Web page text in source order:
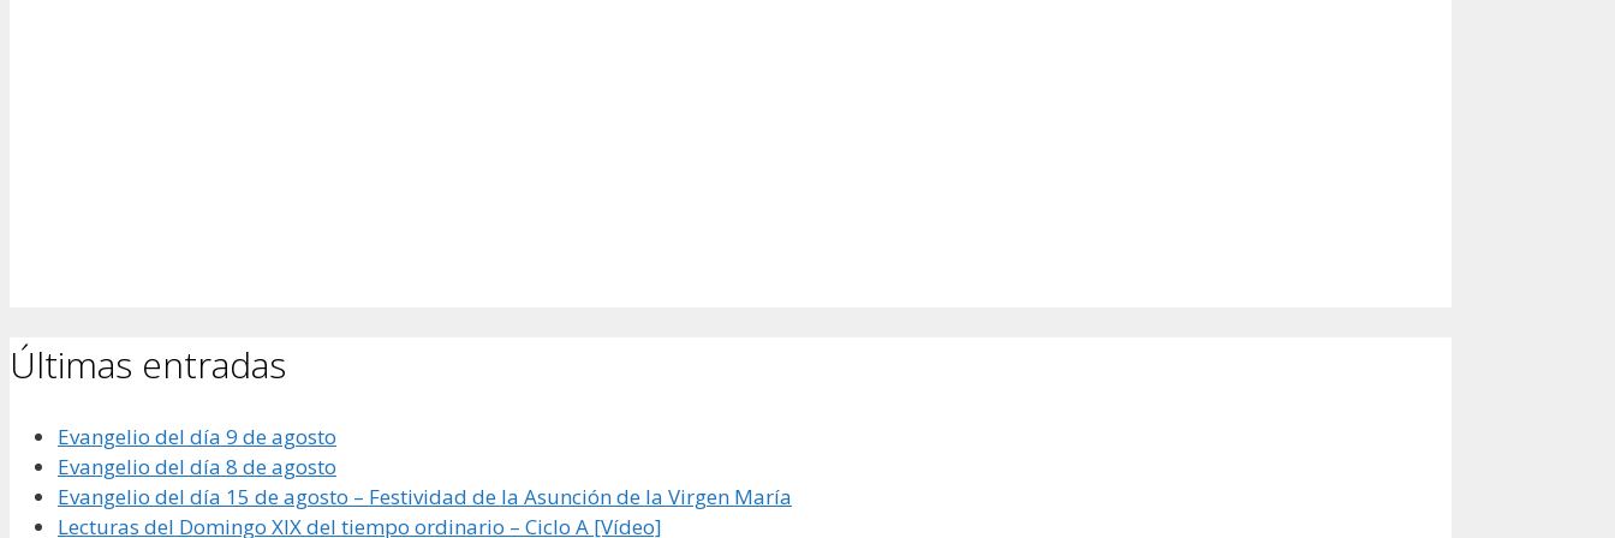
Últimas entradas
Evangelio del día 9 de agosto
Evangelio del día 8 de agosto
Evangelio del día 15 de agosto – Festividad de la Asunción de la Virgen María
Lecturas del Domingo XIX del tiempo ordinario – Ciclo A [Vídeo]